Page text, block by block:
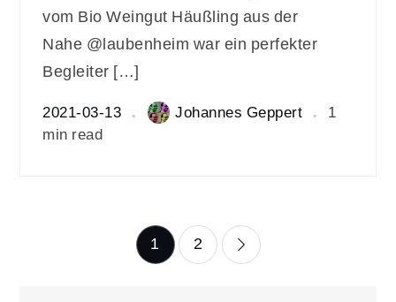
vom Bio Weingut Häußling aus der
Nahe @laubenheim war ein perfekter
Begleiter […]
2021-03-13 Johannes Geppert
1
min read
1 2